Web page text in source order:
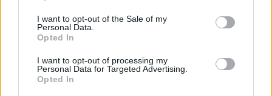
use your data for below specified purposes in below Google
consent section.
I want to opt-out of the Sale of my
Personal Data.
Opted In
I want to opt-out of processing my
Personal Data for Targeted Advertising.
Opted In
Το εν λόγω πιλοτικό πεζοπορικό δίκτυο
μονοπατιών θα περιλαμβάνει διαδρομές
συνολικού μήκους 90 χιλιομέτρων, θα συνδέεται
με το αστικό περιβάλλον με πύλες-εισόδους και